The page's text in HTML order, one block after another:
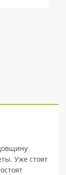
Уже стоят